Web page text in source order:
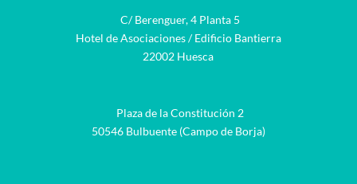
C/ Berenguer, 4 Planta 5
Hotel de Asociaciones / Edificio Bantierra
22002 Huesca
Plaza de la Constitución 2
50546 Bulbuente (Campo de Borja)